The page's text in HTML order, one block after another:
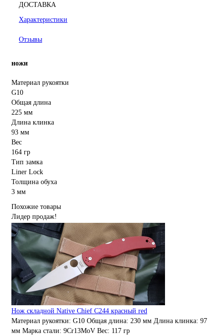
ДОСТАВКА
Характеристики
Отзывы
ножи
Материал рукоятки
G10
Общая длина
225 мм
Длина клинка
93 мм
Вес
164 гр
Тип замка
Liner Lock
Толщина обуха
3 мм
Похожие товары
Лидер продаж!
Нож складной Native Chief C244 красный red
Материал рукоятки: G10 Общая длина: 230 мм Длина клинка: 97
мм Марка стали: 9Cr13MoV Вес: 117 гр